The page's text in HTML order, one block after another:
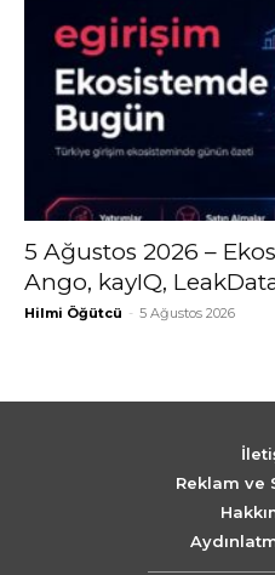
5 Ağustos 2026 –
Ango, kayIQ,
Hilmi Öğütcü - 5 Ağustos 2026
Reklam ve